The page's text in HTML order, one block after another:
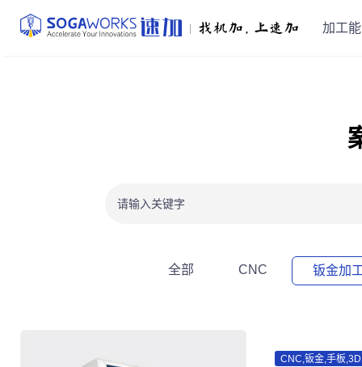
加工
全部 CNC 钣金加
CNC,钣金,手板,3D